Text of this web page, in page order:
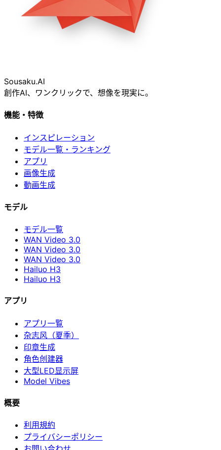
Sousaku.AI
創作AI、ワンクリックで、想像を現実に。
機能・特徴
インスピレーション
モデル一覧・ランキング
アプリ
画像生成
動画生成
モデル
モデル一覧
WAN Video 3.0
WAN Video 3.0
WAN Video 3.0
Hailuo H3
Hailuo H3
アプリ
アプリ一覧
杂志风（夏季）
印章生成
角色创建器
大型LED显示屏
Model Vibes
概要
利用規約
プライバシーポリシー